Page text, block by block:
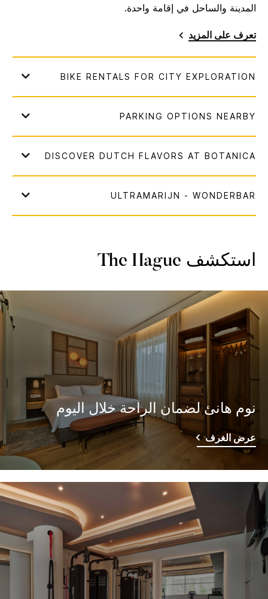
المدينة والساحل في إقامة واحدة.
تعرف على المزيد
استكشف The Hague
نوم هانئ لضمان الراحة خلال اليوم
عرض الغرف